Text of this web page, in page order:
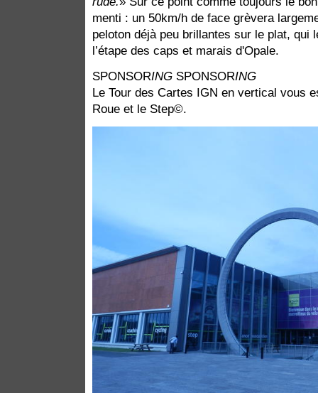
menti : un 50km/h de face grèvera
peloton déjà peu brillantes sur le plat, qui
l’étape des caps et marais d'Opale.
SPONSORING SPONSORING
Le Tour des Cartes IGN en vertical vous
Roue et le Step©.